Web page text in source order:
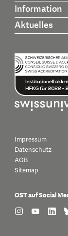
Information
Aktuelles
Impressum
Datenschutz
AGB
Sitemap
OST auf Social
find us on:
find usfind